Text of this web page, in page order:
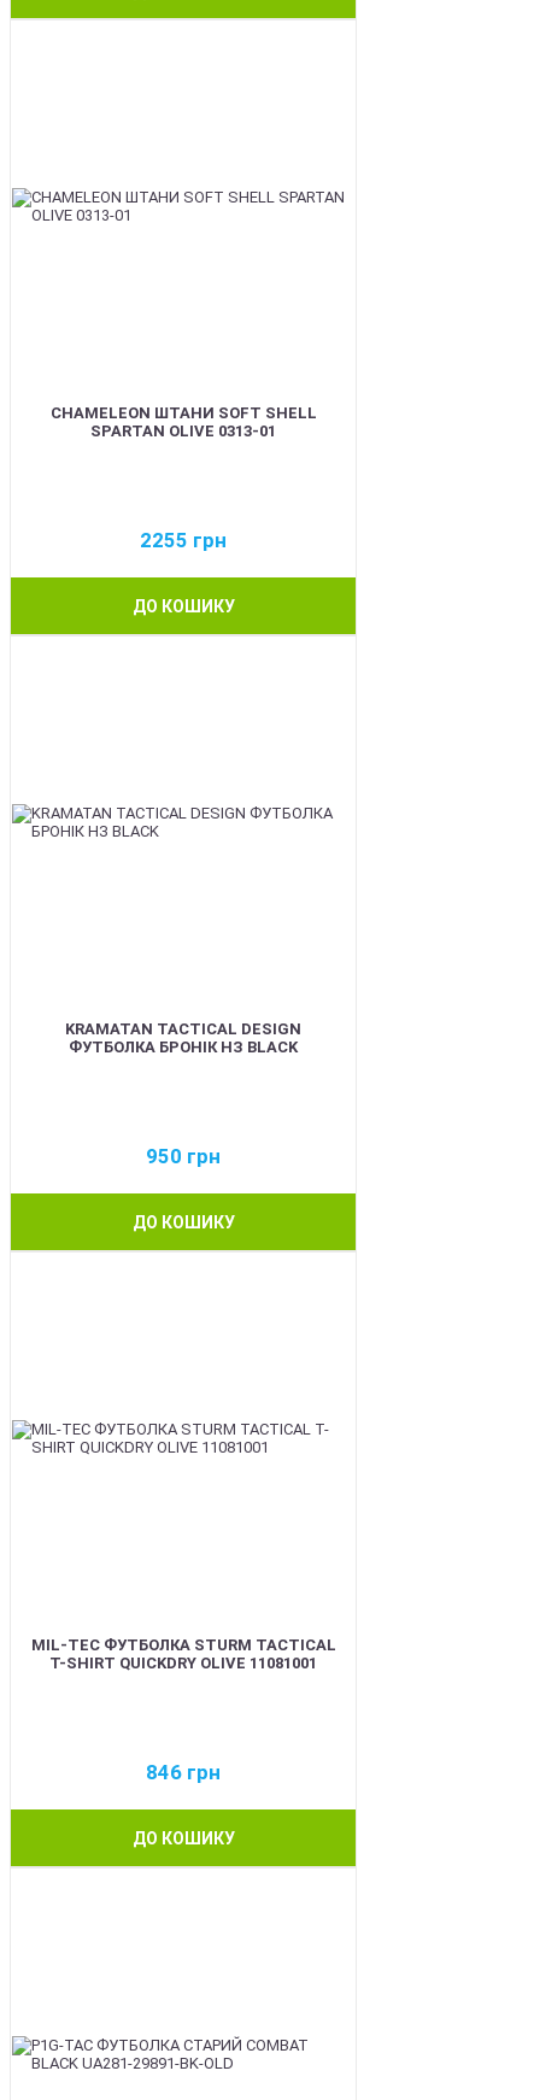
CHAMELEON ШТАНИ SOFT SHELL
SPARTAN OLIVE 0313-01
2255 грн
ДО КОШИКУ
KRAMATAN TACTICAL DESIGN
ФУТБОЛКА БРОНІК НЗ BLACK
950 грн
ДО КОШИКУ
MIL-TEC ФУТБОЛКА STURM TACTICAL
T-SHIRT QUICKDRY OLIVE 11081001
846 грн
ДО КОШИКУ